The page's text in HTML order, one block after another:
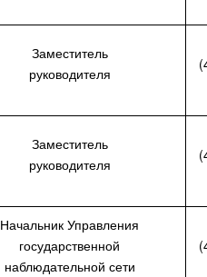
Заместитель
руководителя
Заместитель
руководителя
Начальник Управления
государственной
наблюдательной сети